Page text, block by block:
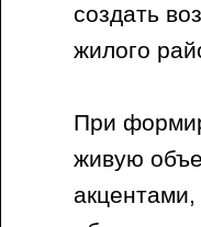
создать
жилого
При
живую
акцентами,